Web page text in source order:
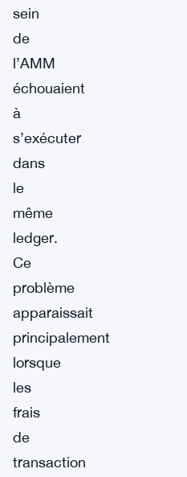
sein
de
l’AMM
échouaient
à
s’exécuter
dans
le
même
ledger.
Ce
problème
apparaissait
principalement
lorsque
les
frais
de
transaction